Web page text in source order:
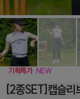
[2종SET]캡슬리